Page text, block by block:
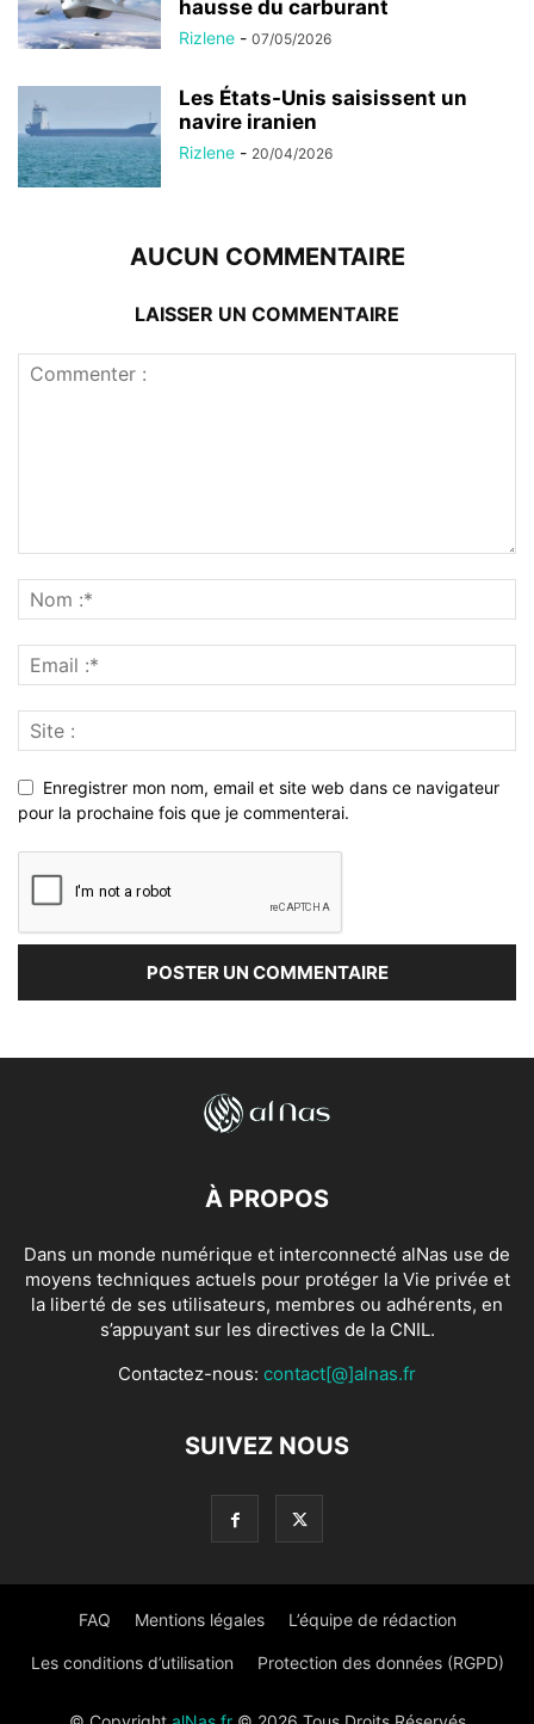
hausse du carburant
Rizlene - 07/05/2026
Les États-Unis saisissent un
navire iranien
Rizlene - 20/04/2026
AUCUN COMMENTAIRE
LAISSER UN COMMENTAIRE
Enregistrer mon nom, email et site web dans ce navigateur
pour la prochaine fois que je commenterai.
À PROPOS
Dans un monde numérique et interconnecté alNas use de
moyens techniques actuels pour protéger la Vie privée et
la liberté de ses utilisateurs, membres ou adhérents, en
s’appuyant sur les directives de la CNIL.
Contactez-nous: contact[@]alnas.fr
SUIVEZ NOUS
FAQ Mentions légales L’équipe de rédaction
Les conditions d’utilisation Protection des données (RGPD)